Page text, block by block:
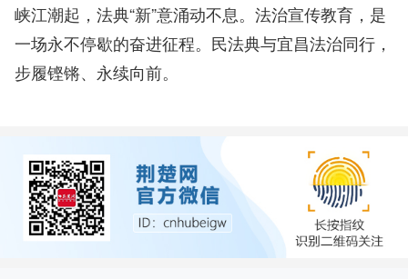
峡江潮起，法典“新”意涌动不息。法治宣传教育，是
一场永不停歇的奋进征程。民法典与宜昌法治同行，
步履铿锵、永续向前。